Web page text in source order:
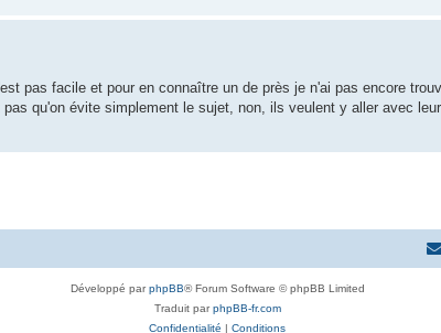
pas facile et pour en connaître un de près je n'ai pas encore
qu'on évite simplement le sujet, non, ils veulent y aller avec leur
Développé parphpBB® Forum Software © phpBB Limited
Traduit parphpBB-fr.com
Confidentialité | Conditions